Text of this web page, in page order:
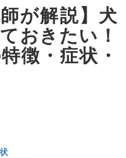
が解説】犬
おきたい！
徴・症状・